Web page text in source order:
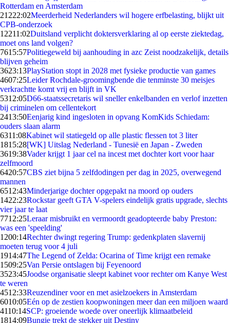
Rotterdam en Amsterdam
21222:02Meerderheid Nederlanders wil hogere erfbelasting, blijkt uit
CPB-onderzoek
12211:02Duitsland verplicht doktersverklaring al op eerste ziektedag,
moet ons land volgen?
7615:57Politiegeweld bij aanhouding in azc Zeist noodzakelijk, details
blijven geheim
3623:13PlayStation stopt in 2028 met fysieke productie van games
4607:25Leider Rochdale-groomingbende die tenminste 30 meisjes
verkrachtte komt vrij en blijft in VK
5312:05D66-staatssecretaris wil sneller enkelbanden en verlof inzetten
bij criminelen om cellentekort
2413:50Eenjarig kind ingesloten in opvang KomKids Schiedam:
ouders slaan alarm
6311:08Kabinet wil statiegeld op alle plastic flessen tot 3 liter
1815:28[WK] Uitslag Nederland - Tunesië en Japan - Zweden
3619:38Vader krijgt 1 jaar cel na incest met dochter kort voor haar
zelfmoord
6420:57CBS ziet bijna 5 zelfdodingen per dag in 2025, overwegend
mannen
6512:43Minderjarige dochter opgepakt na moord op ouders
1422:23Rockstar geeft GTA V-spelers eindelijk gratis upgrade, slechts
vier jaar te laat
7712:25Leraar misbruikt en vermoordt geadopteerde baby Preston:
was een 'speelding'
1200:14Rechter dwingt regering Trump: gedenkplaten slavernij
moeten terug voor 4 juli
1914:47The Legend of Zelda: Ocarina of Time krijgt een remake
1509:25Van Persie ontslagen bij Feyenoord
3523:45Joodse organisatie sleept kabinet voor rechter om Kanye West
te weren
4512:33Reuzen­diner voor en met asielzoekers in Amsterdam
6010:05Eén op de zestien koopwoningen meer dan een miljoen waard
4110:14SCP: groeiende woede over oneerlijk klimaatbeleid
1814:09Bungie trekt de stekker uit Destiny